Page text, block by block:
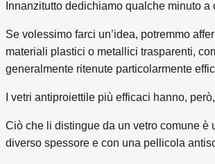
Innanzitutto dedichiamo qualche minuto a
Se volessimo farci un’idea, potremmo
materiali plastici o metallici trasparenti,
generalmente ritenute particolarmente
I vetri antiproiettile più efficaci hanno,
Ciò che li distingue da un vetro comune è
diverso spessore e con una pellicola